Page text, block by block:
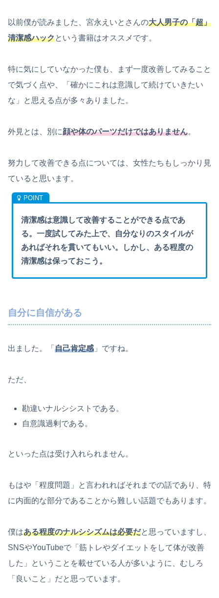
以前僕が読みました、宮永えいとさんの大人男子の「超」
清潔感ハックという書籍はオススメです。
特に気にしていなかった僕も、まず一度改善してみること
で気づく点や、「確かにこれは意識して続けていきたい
な」と思える点が多々ありました。
外見とは、別に顔や体のパーツだけではありません。
努力して改善できる点については、女性たちもしっかり見
ていると思います。
清潔感は意識して改善することができる点であ
る。一度試してみた上で、自分なりのスタイルが
あればそれを貫いてもいい。しかし、ある程度の
清潔感は保っておこう。
自分に自信がある
出ました。「 自己肯定感 」ですね。
ただ、
勘違いナルシシストである。
自意識過剰である。
といった点は受け入れられません。
もはや「程度問題」と言われればそれまでの話であり、特
に内面的な部分であることから難しい話題でもあります。
僕はある程度のナルシシズムは必要だと思っていますし、
SNSやYouTubeで「筋トレやダイエットをして体が改善
した」ということを載せている人が多いように、むしろ
「良いこと」だと思っています。